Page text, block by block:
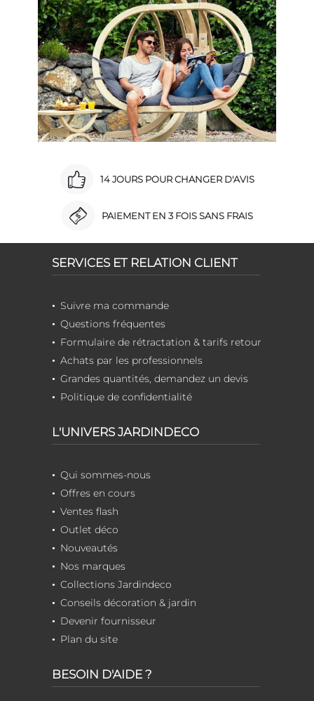
14 JOURS POUR CHANGER D'AVIS
PAIEMENT EN 3 FOIS SANS FRAIS
SERVICES ET RELATION CLIENT
Suivre ma commande
Questions fréquentes
Formulaire de rétractation & tarifs retour
Achats par les professionnels
Grandes quantités, demandez un devis
Politique de confidentialité
L'UNIVERS JARDINDECO
Qui sommes-nous
Offres en cours
Ventes flash
Outlet déco
Nouveautés
Nos marques
Collections Jardindeco
Conseils décoration & jardin
Devenir fournisseur
Plan du site
BESOIN D'AIDE ?